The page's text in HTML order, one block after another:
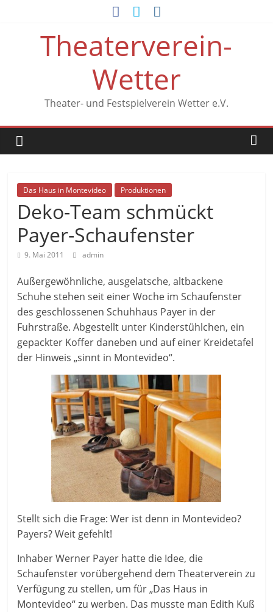
Theaterverein-
Wetter
Theater- und Festspielverein Wetter e.V.
Das Haus in Montevideo Produktionen
Deko-Team schmückt
Payer-Schaufenster
9. Mai 2011 admin
Außergewöhnliche, ausgelatsche, altbackene
Schuhe stehen seit einer Woche im Schaufenster
des geschlossenen Schuhhaus Payer in der
Fuhrstraße. Abgestellt unter Kinderstühlchen, ein
gepackter Koffer daneben und auf einer Kreidetafel
der Hinweis „sinnt in Montevideo“.
Stellt sich die Frage: Wer ist denn in Montevideo?
Payers? Weit gefehlt!
Inhaber Werner Payer hatte die Idee, die
Schaufenster vorübergehend dem Theaterverein zu
Verfügung zu stellen, um für „Das Haus in
Montevideo“ zu werben. Das musste man Edith Kuß